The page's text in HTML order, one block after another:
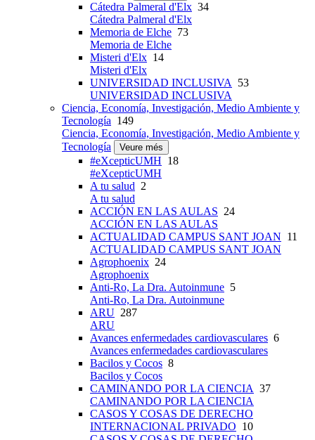
Cátedra Palmeral d'Elx 34
Cátedra Palmeral d'Elx
Memoria de Elche 73
Memoria de Elche
Misteri d'Elx 14
Misteri d'Elx
UNIVERSIDAD INCLUSIVA 53
UNIVERSIDAD INCLUSIVA
Ciencia, Economía, Investigación, Medio Ambiente y
Tecnología 149
Ciencia, Economía, Investigación, Medio Ambiente y
Tecnología
Veure més
#eXcepticUMH 18
#eXcepticUMH
A tu salud 2
A tu salud
ACCIÓN EN LAS AULAS 24
ACCIÓN EN LAS AULAS
ACTUALIDAD CAMPUS SANT JOAN 11
ACTUALIDAD CAMPUS SANT JOAN
Agrophoenix 24
Agrophoenix
Anti-Ro, La Dra. Autoinmune 5
Anti-Ro, La Dra. Autoinmune
ARU 287
ARU
Avances enfermedades cardiovasculares 6
Avances enfermedades cardiovasculares
Bacilos y Cocos 8
Bacilos y Cocos
CAMINANDO POR LA CIENCIA 37
CAMINANDO POR LA CIENCIA
CASOS Y COSAS DE DERECHO
INTERNACIONAL PRIVADO 10